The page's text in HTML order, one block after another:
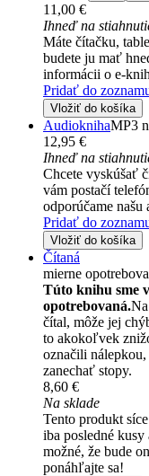
11,00 €
Ihneď na
Máte čítačku,
budete ju mať
informácii o e-
Pridať do
Vložiť do košíka
AudioknihaMP3
12,95 €
Ihneď na
Chcete vyskúšať
vám postačí
odporúčame
Pridať do
Vložiť do košíka
Čítaná
mierne
Túto knihu sme
opotrebovaná.
čítal, môže jej
to akokoľvek
označili
zanechať stopy.
8,60 €
Na sklade
Tento produkt
iba posledné
možné, že bude
ponáhľajte sa!